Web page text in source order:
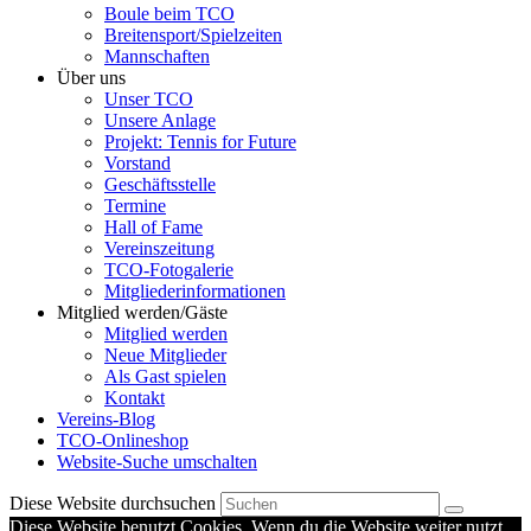
Boule beim TCO
Breitensport/Spielzeiten
Mannschaften
Über uns
Unser TCO
Unsere Anlage
Projekt: Tennis for Future
Vorstand
Geschäftsstelle
Termine
Hall of Fame
Vereinszeitung
TCO-Fotogalerie
Mitgliederinformationen
Mitglied werden/Gäste
Mitglied werden
Neue Mitglieder
Als Gast spielen
Kontakt
Vereins-Blog
TCO-Onlineshop
Website-Suche umschalten
Diese Website durchsuchen